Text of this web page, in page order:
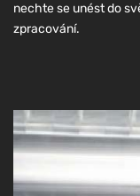
nechte se unést do
zpracování.